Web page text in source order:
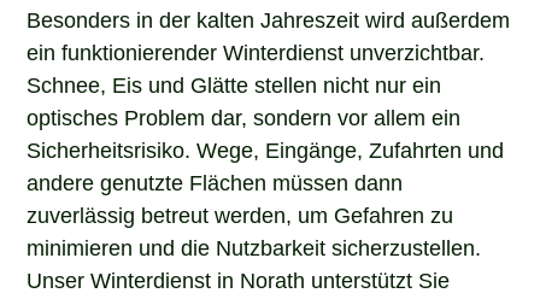
Besonders in der kalten Jahreszeit wird außerdem
ein funktionierender Winterdienst unverzichtbar.
Schnee, Eis und Glätte stellen nicht nur ein
optisches Problem dar, sondern vor allem ein
Sicherheitsrisiko. Wege, Eingänge, Zufahrten und
andere genutzte Flächen müssen dann
zuverlässig betreut werden, um Gefahren zu
minimieren und die Nutzbarkeit sicherzustellen.
Unser Winterdienst in Norath unterstützt Sie